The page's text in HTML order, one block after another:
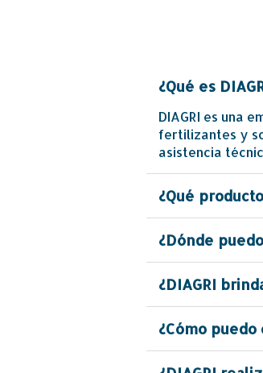
¿Qué es
DIAGRI es una
fertilizantes y
asistencia
¿Qué
¿Dónde
¿DIAGRI
¿Cómo puedo